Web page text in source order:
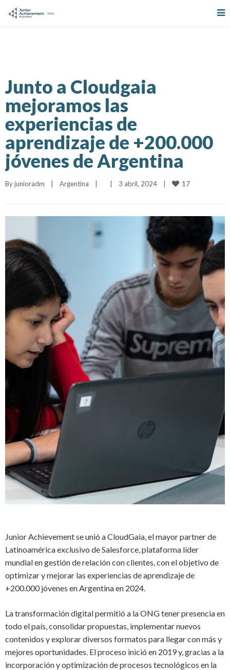
Junto a Cloudgaia
mejoramos las
experiencias de
aprendizaje de +200.000
jóvenes de Argentina
By junioradm Argentina 3 abril, 2024 17
Junior Achievementse unió a CloudGaia, el mayor partner de
Latinoamérica exclusivo de Salesforce, plataforma líder
mundial en gestión de relación con clientes, con el objetivo de
optimizar y mejorar las experiencias de aprendizaje de
+200.000 jóvenes en Argentina en 2024.
La transformación digital permitió a la ONG tener presencia en
todo el país, consolidar propuestas, implementarnuevos
contenidos y explorar diversos formatos para llegar con más y
mejores oportunidades. El proceso inició en 2019 y, gracias a la
incorporación y optimización de procesos tecnológicos en la